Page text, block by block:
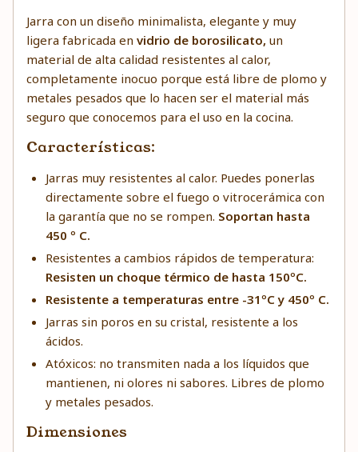
Jarra con un diseño minimalista, elegante y muy
ligera fabricada en vidrio de borosilicato, un
material de alta calidad resistentes al calor,
completamente inocuo porque está libre de plomo y
metales pesados que lo hacen ser el material más
seguro que conocemos para el uso en la cocina.
Características:
Jarras muy resistentes al calor. Puedes ponerlas
directamente sobre el fuego o vitrocerámica con
la garantía que no se rompen. Soportan hasta
450 º C.
Resistentes a cambios rápidos de temperatura:
Resisten un choque térmico de hasta 150ºC.
Resistente a temperaturas entre -31ºC y 450º C.
Jarras sin poros en su cristal, resistente a los
ácidos.
Atóxicos: no transmiten nada a los líquidos que
mantienen, ni olores ni sabores. Libres de plomo
y metales pesados.
Dimensiones